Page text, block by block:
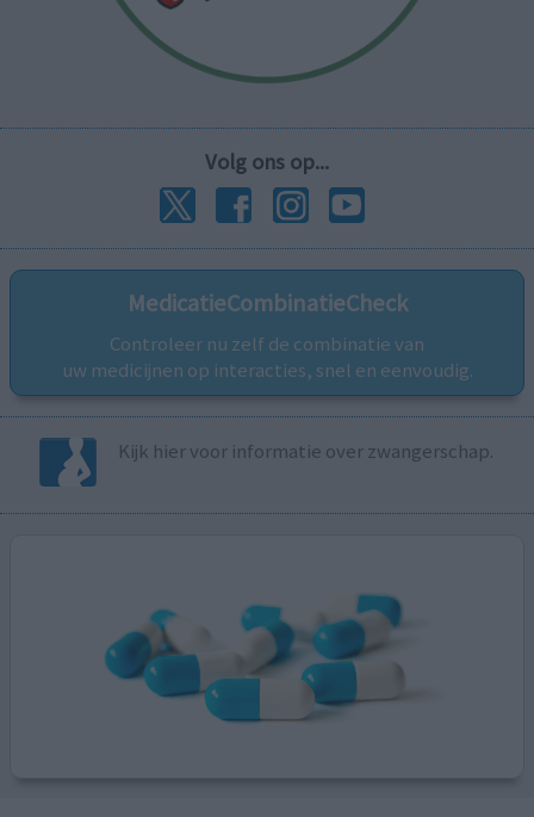
Volg ons op...
MedicatieCombinatieCheck
Controleer nu zelf de combinatie van
uw medicijnen op interacties, snel en eenvoudig.
Kijk hier voor informatie over zwangerschap.